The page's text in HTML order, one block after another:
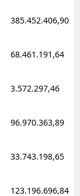
385.452.406,90
68.461.191,64
3.572.297,46
96.970.363,89
33.743.198,65
123.196.696,84